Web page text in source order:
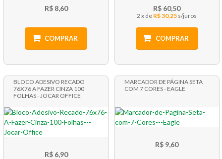
R$ 8,60
COMPRAR
R$ 60,50
2 x R$ 30,25
COMPRAR
BLOCO ADESIVO RECADO
76X76 A FAZER CINZA 100
FOLHAS - JOCAR OFFICE
R$ 6,90
MARCADOR DE PÁGINA SETA
COM 7 CORES - EAGLE
R$ 9,60